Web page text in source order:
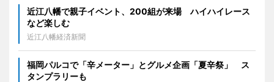
近江八幡で親子イベント、200組が来場 ハイハイレース
など楽しむ
近江八幡経済新聞
福岡パルコで「辛メーター」とグルメ企画「夏辛祭」 ス
タンプラリーも